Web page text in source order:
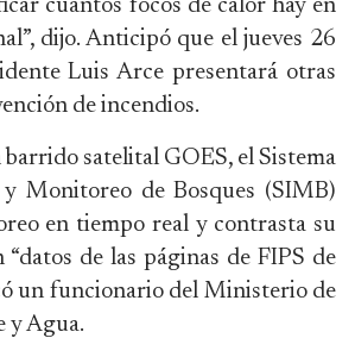
cuántos focos de calor hay en
dijo. Anticipó que el jueves 26
Luis Arce presentará otras
de incendios.
satelital GOES, el Sistema
Monitoreo de Bosques (SIMB)
en tiempo real y contrasta su
de las páginas de FIPS de
un funcionario del Ministerio de
y Agua.